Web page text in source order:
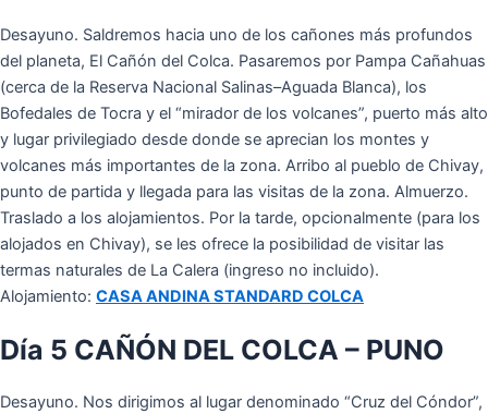
Desayuno. Saldremos hacia uno de los cañones más profundos
del planeta, El Cañón del Colca. Pasaremos por Pampa Cañahuas
(cerca de la Reserva Nacional Salinas–Aguada Blanca), los
Bofedales de Tocra y el “mirador de los volcanes”, puerto más alto
y lugar privilegiado desde donde se aprecian los montes y
volcanes más importantes de la zona. Arribo al pueblo de Chivay,
punto de partida y llegada para las visitas de la zona. Almuerzo.
Traslado a los alojamientos. Por la tarde, opcionalmente (para los
alojados en Chivay), se les ofrece la posibilidad de visitar las
termas naturales de La Calera (ingreso no incluido).
Alojamiento: CASA ANDINA STANDARD COLCA
Día 5 CAÑÓN DEL COLCA – PUNO
Desayuno. Nos dirigimos al lugar denominado “Cruz del Cóndor”,